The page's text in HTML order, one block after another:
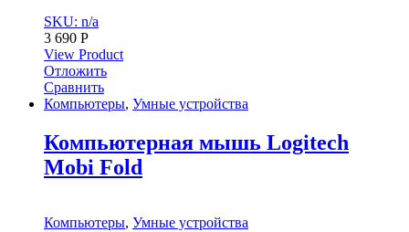
SKU: n/a
3 690 Р
View Product
Отложить
Сравнить
Компьютеры, Умные устройства
Компьютерная мышь Logitech
Mobi Fold
Компьютеры, Умные устройства